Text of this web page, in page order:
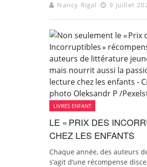
Nancy Rigal 9 juillet
LIVRES ENFANT
LE « PRIX DES
CHEZ LES ENFANTS
Chaque année, des auteurs
s’agit d’une récompense